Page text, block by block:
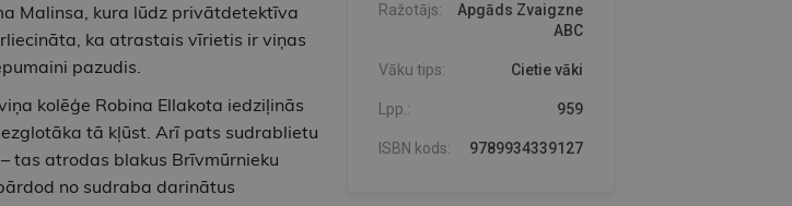
Malinsa, kura lūdz privātdetektīva
ka atrastais vīrietis ir viņas
pazudis.
kolēģe Robina Ellakota iedziļinās
tā kļūst. Arī pats sudrablietu
tas atrodas blakus Brīvmūrnieku
no sudraba darinātus
Ražotājs:
Apgāds Zvaigzne
ABC
Vāku tips: Cietie vāki
Lpp.: 959
ISBN kods: 9789934339127